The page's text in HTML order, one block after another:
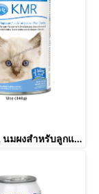
PetAg KMR นมผงสำหรับลูกแมวเกิดใหม่ที่กำพร้า นมแม่ไม่พอ มีปัญหาการย่อย หรือป่วยหลังการผ่าตัด (340g/12oz)